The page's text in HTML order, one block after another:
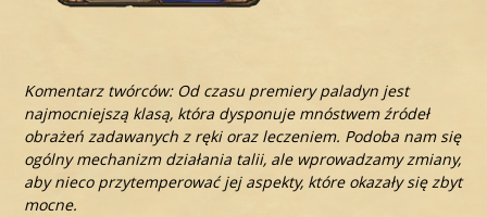
Komentarz twórców: Od czasu premiery paladyn jest
najmocniejszą klasą, która dysponuje mnóstwem źródeł
obrażeń zadawanych z ręki oraz leczeniem. Podoba nam się
ogólny mechanizm działania talii, ale wprowadzamy zmiany,
aby nieco przytemperować jej aspekty, które okazały się zbyt
mocne.